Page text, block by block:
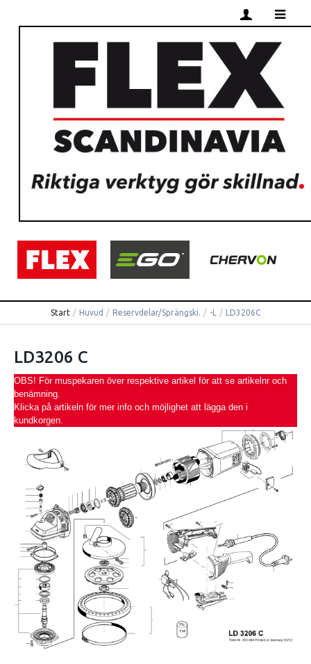
Start / Huvud / Reservdelar/Sprängski. / -L / LD3206C
LD3206 C
OBS! För muspekaren över respektive artikel för att se artikelnr och
benämning.
Klicka på artikeln för mer info och möjlighet att lägga den i
kundkorgen.